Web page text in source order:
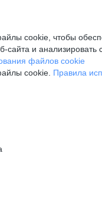
cookie, чтобы
сайта и анализировать
файлов cookie
cookie. Правила